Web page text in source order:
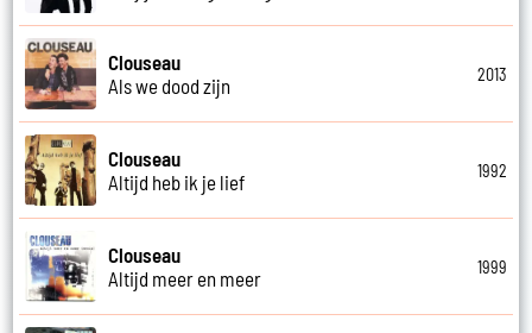
Clouseau
Als we dood zijn
2013
Clouseau
Altijd heb ik je lief
1992
Clouseau
Altijd meer en meer
1999